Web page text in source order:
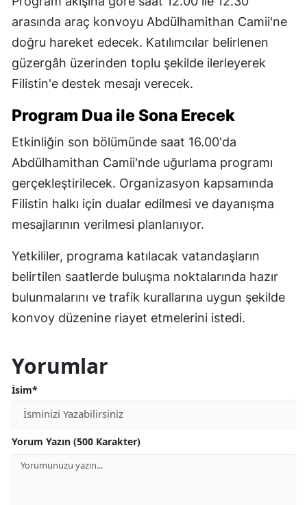
arasında araç konvoyu Abdülhamithan Camii'ne
doğru hareket edecek. Katılımcılar belirlenen
güzergâh üzerinden toplu şekilde ilerleyerek
Filistin'e destek mesajı verecek.
Program Dua ile Sona Erecek
Etkinliğin son bölümünde saat 16.00'da
Abdülhamithan Camii'nde uğurlama programı
gerçekleştirilecek. Organizasyon kapsamında
Filistin halkı için dualar edilmesi ve dayanışma
mesajlarının verilmesi planlanıyor.
Yetkililer, programa katılacak vatandaşların
belirtilen saatlerde buluşma noktalarında hazır
bulunmalarını ve trafik kurallarına uygun şekilde
konvoy düzenine riayet etmelerini istedi.
Yorumlar
İsim*
Yorum Yazın (500 Karakter)